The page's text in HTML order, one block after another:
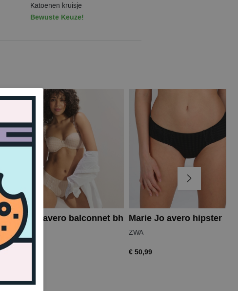
Katoenen kruisje
Bewuste Keuze!
Marie Jo avero balconnet bh
CAL
€ 96,99
Marie Jo avero hipster
ZWA
€ 50,99